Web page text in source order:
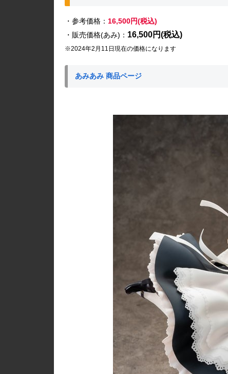
・参考価格： 16,500円(税込)
・販売価格(あみ)： 16,500円(税込)
※2024年2月11日現在の価格になります
あみあみ 商品ページ